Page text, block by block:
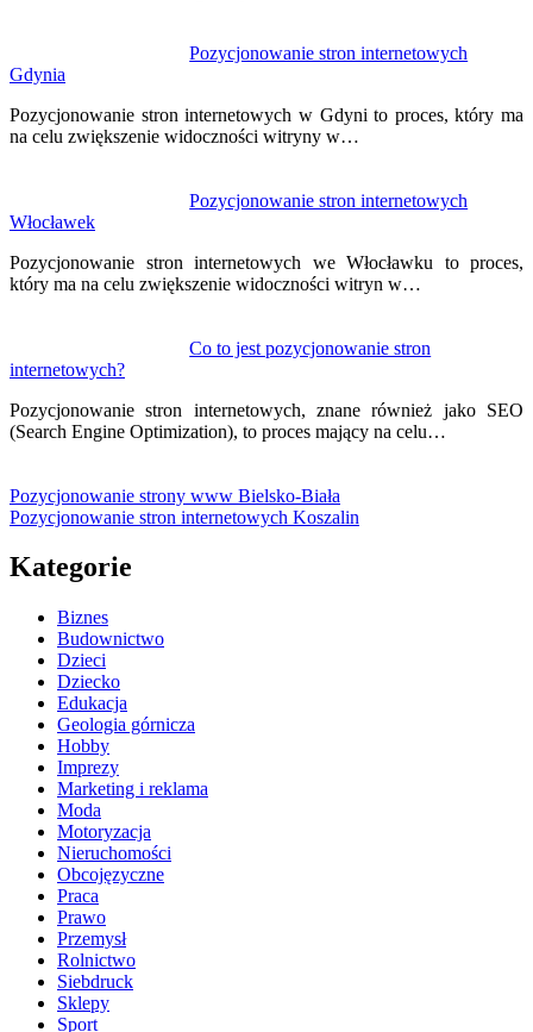
Pozycjonowanie stron internetowych
Gdynia
Pozycjonowanie stron internetowych w Gdyni to proces, który ma
na celu zwiększenie widoczności witryny w…
Pozycjonowanie stron internetowych
Włocławek
Pozycjonowanie stron internetowych we Włocławku to proces,
który ma na celu zwiększenie widoczności witryn w…
Co to jest pozycjonowanie stron
internetowych?
Pozycjonowanie stron internetowych, znane również jako SEO
(Search Engine Optimization), to proces mający na celu…
Pozycjonowanie strony www Bielsko-Biała
Pozycjonowanie stron internetowych Koszalin
Kategorie
Biznes
Budownictwo
Dzieci
Dziecko
Edukacja
Geologia górnicza
Hobby
Imprezy
Marketing i reklama
Moda
Motoryzacja
Nieruchomości
Obcojęzyczne
Praca
Prawo
Przemysł
Rolnictwo
Siebdruck
Sklepy
Sport